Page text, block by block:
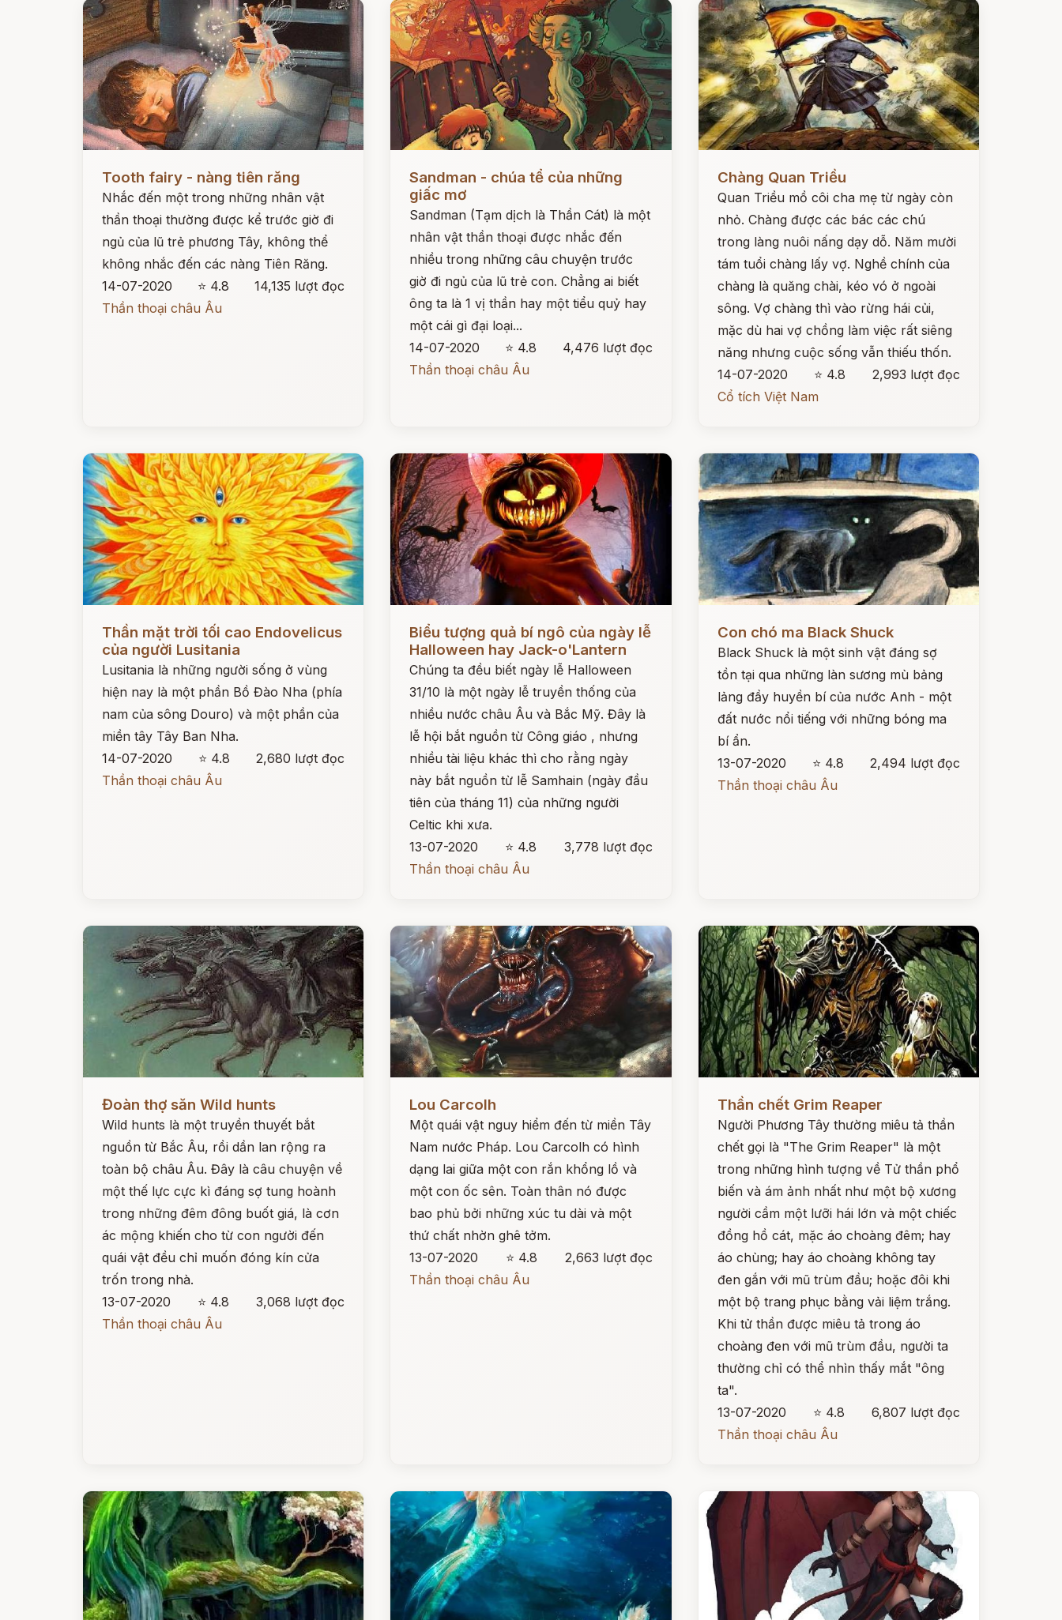
Tooth fairy - nàng tiên răng
Nhắc đến một trong những nhân vật
thần thoại thường được kể trước giờ đi
ngủ của lũ trẻ phương Tây, không thể
không nhắc đến các nàng Tiên Răng.
14-07-2020
⭐ 4.8
14,135 lượt đọc
Thần thoại châu Âu
Sandman - chúa tể của những
giấc mơ
Sandman (Tạm dịch là Thần Cát) là một
nhân vật thần thoại được nhắc đến
nhiều trong những câu chuyện trước
giờ đi ngủ của lũ trẻ con. Chẳng ai biết
ông ta là 1 vị thần hay một tiểu quỷ hay
một cái gì đại loại...
14-07-2020
⭐ 4.8
4,476 lượt đọc
Thần thoại châu Âu
Chàng Quan Triều
Quan Triều mồ côi cha mẹ từ ngày còn
nhỏ. Chàng được các bác các chú
trong làng nuôi nấng dạy dỗ. Năm mười
tám tuổi chàng lấy vợ. Nghề chính của
chàng là quăng chài, kéo vó ở ngoài
sông. Vợ chàng thì vào rừng hái củi,
mặc dù hai vợ chồng làm việc rất siêng
năng nhưng cuộc sống vẫn thiếu thốn.
14-07-2020
⭐ 4.8
2,993 lượt đọc
Cổ tích Việt Nam
Đọc ngay
Thần mặt trời tối cao Endovelicus
của người Lusitania
Lusitania là những người sống ở vùng
hiện nay là một phần Bồ Đào Nha (phía
nam của sông Douro) và một phần của
miền tây Tây Ban Nha.
14-07-2020
⭐ 4.8
2,680 lượt đọc
Thần thoại châu Âu
Đọc ngay
Biểu tượng quả bí ngô của ngày lễ
Halloween hay Jack-o'Lantern
Chúng ta đều biết ngày lễ Halloween
31/10 là một ngày lễ truyền thống của
nhiều nước châu Âu và Bắc Mỹ. Đây là
lễ hội bắt nguồn từ Công giáo , nhưng
nhiều tài liệu khác thì cho rằng ngày
này bắt nguồn từ lễ Samhain (ngày đầu
tiên của tháng 11) của những người
Celtic khi xưa.
13-07-2020
⭐ 4.8
3,778 lượt đọc
Thần thoại châu Âu
Con chó ma Black Shuck
Black Shuck là một sinh vật đáng sợ
tồn tại qua những làn sương mù bảng
lảng đầy huyền bí của nước Anh - một
đất nước nổi tiếng với những bóng ma
bí ẩn.
13-07-2020
⭐ 4.8
2,494 lượt đọc
Thần thoại châu Âu
Đoàn thợ săn Wild hunts
Wild hunts là một truyền thuyết bắt
nguồn từ Bắc Âu, rồi dần lan rộng ra
toàn bộ châu Âu. Đây là câu chuyện về
một thế lực cực kì đáng sợ tung hoành
trong những đêm đông buốt giá, là cơn
ác mộng khiến cho từ con người đến
quái vật đều chỉ muốn đóng kín cửa
trốn trong nhà.
13-07-2020
⭐ 4.8
3,068 lượt đọc
Thần thoại châu Âu
Lou Carcolh
Một quái vật nguy hiểm đến từ miền Tây
Nam nước Pháp. Lou Carcolh có hình
dạng lai giữa một con rắn khổng lồ và
một con ốc sên. Toàn thân nó được
bao phủ bởi những xúc tu dài và một
thứ chất nhờn ghê tởm.
13-07-2020
⭐ 4.8
2,663 lượt đọc
Thần thoại châu Âu
Đọc ngay
Thần chết Grim Reaper
Người Phương Tây thường miêu tả thần
chết gọi là "The Grim Reaper" là một
trong những hình tượng về Tử thần phổ
biến và ám ảnh nhất như một bộ xương
người cầm một lưỡi hái lớn và một chiếc
đồng hồ cát, mặc áo choàng đêm; hay
áo chùng; hay áo choàng không tay
đen gắn với mũ trùm đầu; hoặc đôi khi
một bộ trang phục bằng vải liệm trắng.
Khi tử thần được miêu tả trong áo
choàng đen với mũ trùm đầu, người ta
thường chỉ có thể nhìn thấy mắt "ông
ta".
13-07-2020
⭐ 4.8
6,807 lượt đọc
Thần thoại châu Âu